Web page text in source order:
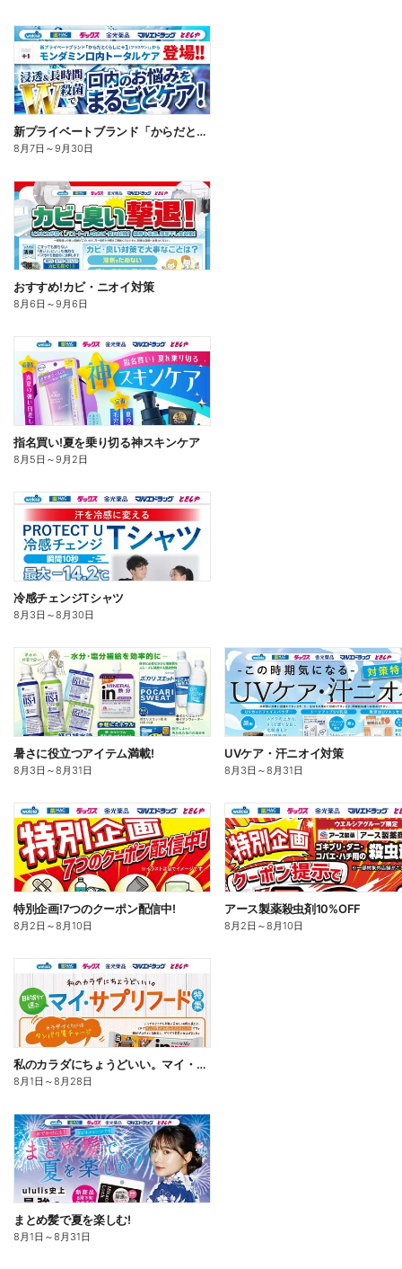
新プライベートブランド「からだとくらしに+1(プラスワン)」よりモンダミン口内トータルケア登場!
8月7日 ～9月30日
おすすめ!カビ・ニオイ対策
8月6日 ～9月6日
指名買い!夏を乗り切る神スキンケア
8月5日 ～9月2日
冷感チェンジTシャツ
8月3日 ～8月30日
暑さに役立つアイテム満載!
8月3日 ～8月31日
UVケア・汗ニオイ対策
8月3日 ～8月31日
特別企画!7つのクーポン配信中!
8月2日 ～8月10日
アース製薬殺虫剤10%OFF
8月2日 ～8月10日
私のカラダにちょうどいい。マイ・サプリフード
8月1日 ～8月28日
まとめ髪で夏を楽しむ!
8月1日 ～8月31日